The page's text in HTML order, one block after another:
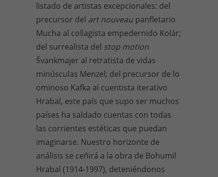
listado de artistas excepcionales: del
precursor del art nouveau panfletario
Mucha al collagista empedernido Kolár;
del surrealista del stop motion
Švankmajer al retratista de vidas
minúsculas Menzel; del precursor de lo
ominoso Kafka al cuentista iterativo
Hrabal, este país que supo ser muchos
países ha saldado cuentas con todas
las corrientes estéticas que puedan
imaginarse. Nuestro horizonte de
análisis se ceñirá a la obra de Bohumil
Hrabal (1914-1997), deteniéndonos